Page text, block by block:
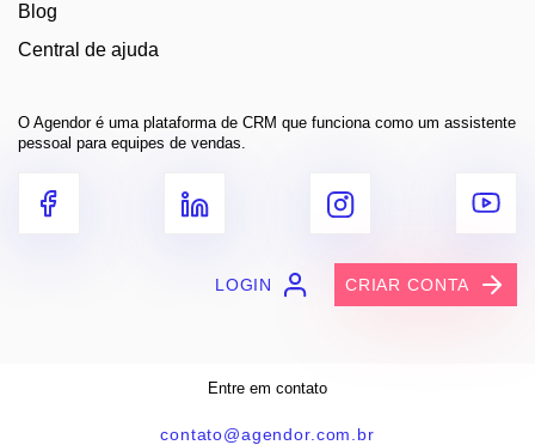
Blog
Central de ajuda
O Agendor é uma plataforma de CRM que funciona como um assistente
pessoal para equipes de vendas.
LOGIN CRIAR CONTA
Entre em contato
contato@agendor.com.br